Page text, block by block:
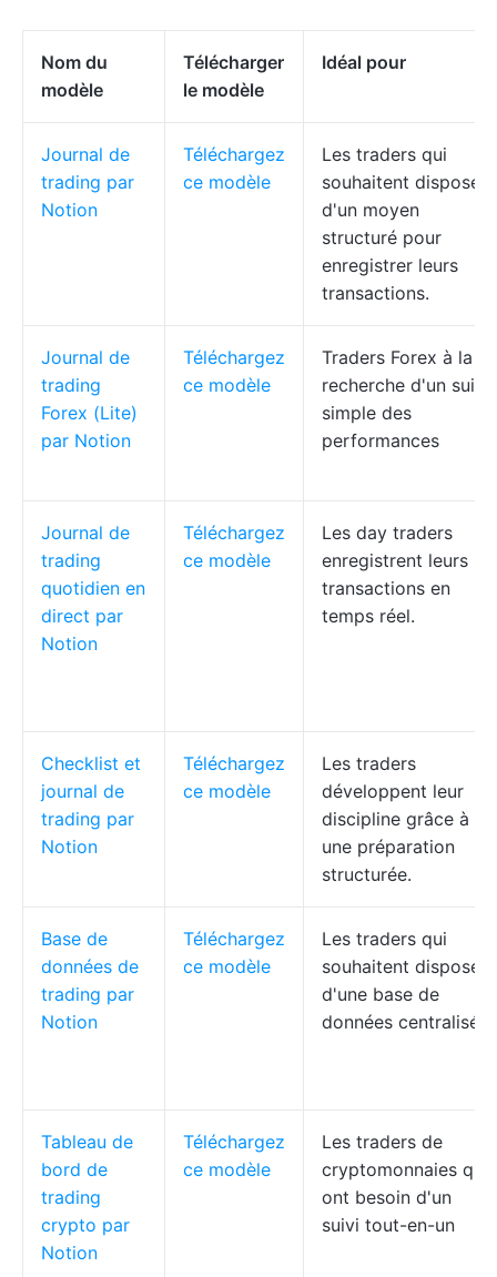
Nom du
modèle
Télécharger
le modèle
Idéal pour
Journal de
trading par
Notion
Téléchargez
ce modèle
Les traders qui
souhaitent disposer
d'un moyen
structuré pour
enregistrer leurs
transactions.
Journal de
trading
Forex (Lite)
par Notion
Téléchargez
ce modèle
Traders Forex à la
recherche d'un suivi
simple des
performances
Journal de
trading
quotidien en
direct par
Notion
Téléchargez
ce modèle
Les day traders
enregistrent leurs
transactions en
temps réel.
Checklist et
journal de
trading par
Notion
Téléchargez
ce modèle
Les traders
développent leur
discipline grâce à
une préparation
structurée.
Base de
données de
trading par
Notion
Téléchargez
ce modèle
Les traders qui
souhaitent disposer
d'une base de
données centralisée
Tableau de
bord de
trading
crypto par
Notion
Téléchargez
ce modèle
Les traders de
cryptomonnaies qui
ont besoin d'un
suivi tout-en-un